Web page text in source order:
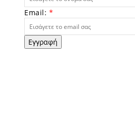
Email: *
Εγγραφή